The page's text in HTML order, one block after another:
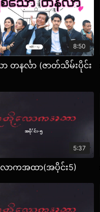
8:50
ာ တနင်္လာ (ဇာတ်သိမ်းပိုင်း
5:37
ာကအထာ(အပိုင်း5)